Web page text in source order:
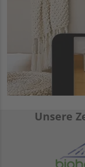
Unsere